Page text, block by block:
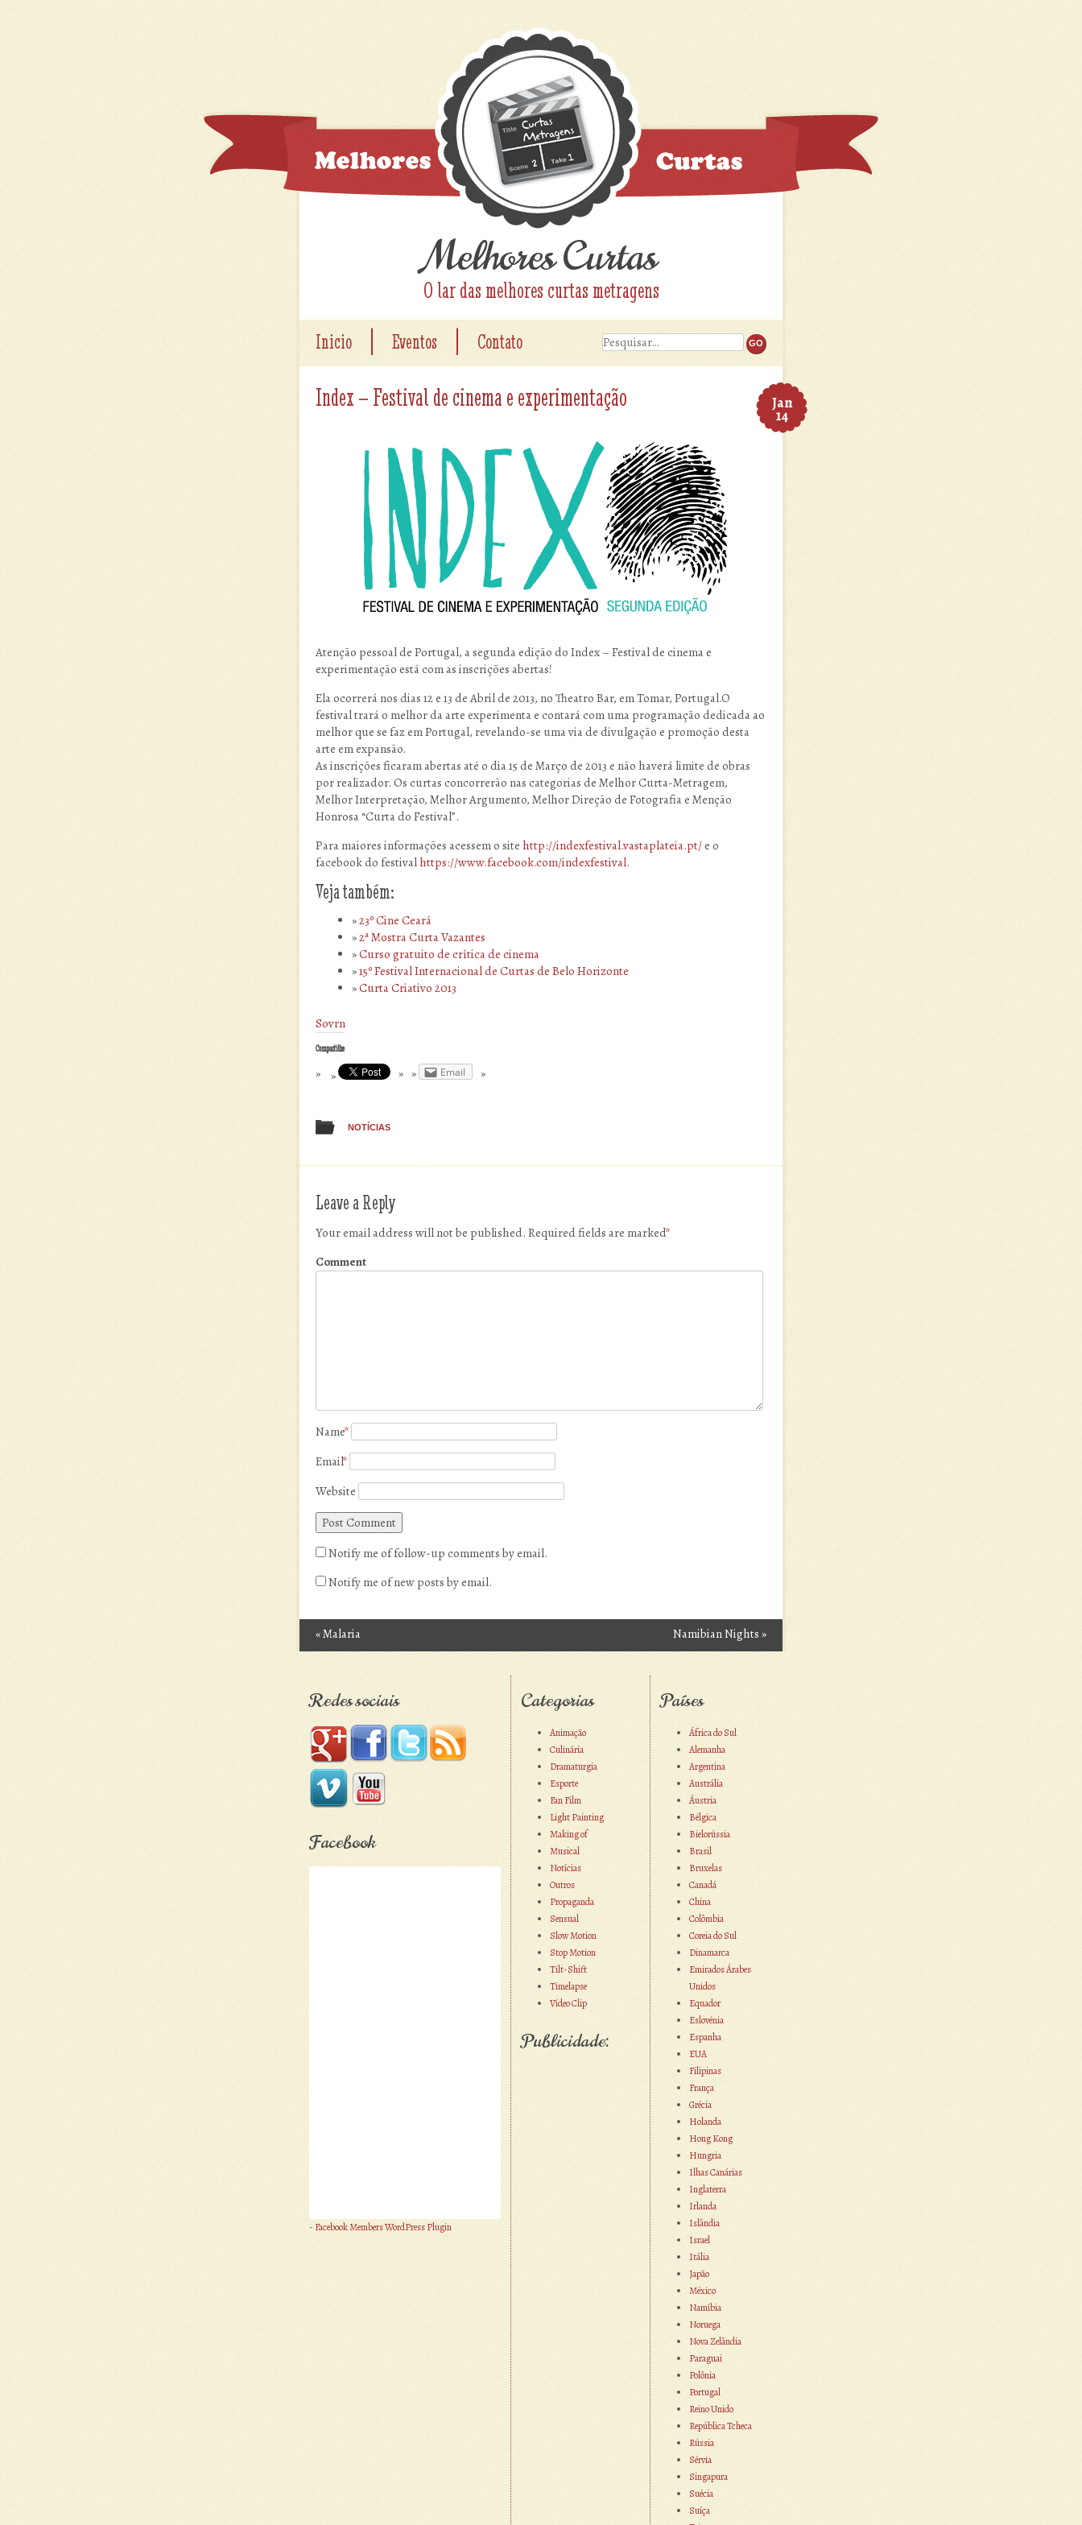
Melhores Curtas
O lar das melhores curtas metragens
Inicio Eventos Contato
Jan
14
Index – Festival de cinema e experimentação
Atenção pessoal de Portugal, a segunda edição do Index – Festival de cinema e
experimentação está com as inscrições abertas!
Ela ocorrerá nos dias 12 e 13 de Abril de 2013, no Theatro Bar, em Tomar, Portugal.O
festival trará o melhor da arte experimenta e contará com uma programação dedicada ao
melhor que se faz em Portugal, revelando-se uma via de divulgação e promoção desta
arte em expansão.
As inscrições ficaram abertas até o dia 15 de Março de 2013 e não haverá limite de obras
por realizador. Os curtas concorrerão nas categorias de Melhor Curta-Metragem,
Melhor Interpretação, Melhor Argumento, Melhor Direção de Fotografia e Menção
Honrosa “Curta do Festival”.
Para maiores informações acessem o site http://indexfestival.vastaplateia.pt/e o
facebook do festival https://www.facebook.com/indexfestival.
Veja também:
23º Cine Ceará
2ª Mostra Curta Vazantes
Curso gratuito de crítica de cinema
15º Festival Internacional de Curtas de Belo Horizonte
Curta Criativo 2013
Sovrn
Compartilhe
Email
NOTÍCIAS
Leave a Reply
Your email address will not be published. Required fields are marked*
Comment
Name*
Email*
Website
Notify me of follow-up comments by email.
Notify me of new posts by email.
Post navigation
«Malaria Namibian Nights »
Redes sociais
Facebook
- Facebook Members WordPress Plugin
Categorias
Animação
Culinária
Dramaturgia
Esporte
Fan Film
Light Painting
Making of
Musical
Notícias
Outros
Propaganda
Sensual
Slow Motion
Stop Motion
Tilt-Shift
Timelapse
Vídeo Clip
Publicidade:
Países
África do Sul
Alemanha
Argentina
Austrália
Áustria
Bélgica
Bielorússia
Brasil
Bruxelas
Canadá
China
Colômbia
Coreia do Sul
Dinamarca
Emirados Árabes
Unidos
Equador
Eslovénia
Espanha
EUA
Filipinas
França
Grécia
Holanda
Hong Kong
Hungria
Ilhas Canárias
Inglaterra
Irlanda
Islândia
Israel
Itália
Japão
México
Namíbia
Noruega
Nova Zelândia
Paraguai
Polônia
Portugal
Reino Unido
República Tcheca
Rússia
Sérvia
Singapura
Suécia
Suíça